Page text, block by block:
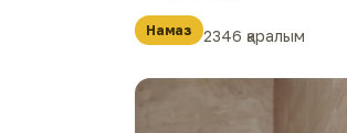
Намаз 2346 қаралым